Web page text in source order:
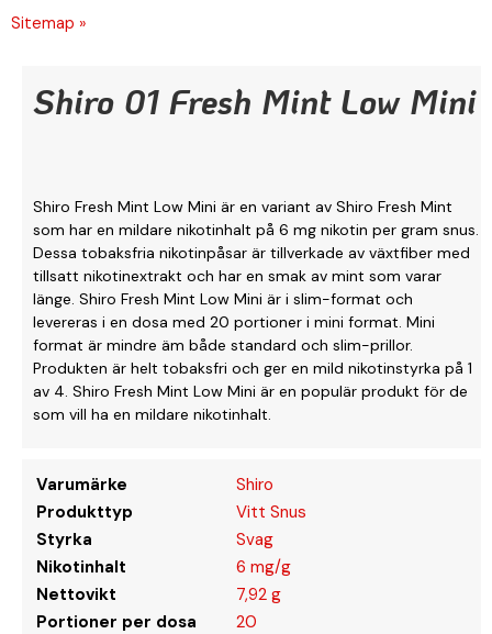
Sitemap »
Shiro 01 Fresh Mint Low Mini
Shiro Fresh Mint Low Mini är en variant av Shiro Fresh Mint
som har en mildare nikotinhalt på 6 mg nikotin per gram snus.
Dessa tobaksfria nikotinpåsar är tillverkade av växtfiber med
tillsatt nikotinextrakt och har en smak av mint som varar
länge. Shiro Fresh Mint Low Mini är i slim-format och
levereras i en dosa med 20 portioner i mini format. Mini
format är mindre äm både standard och slim-prillor.
Produkten är helt tobaksfri och ger en mild nikotinstyrka på 1
av 4. Shiro Fresh Mint Low Mini är en populär produkt för de
som vill ha en mildare nikotinhalt.
Varumärke
Shiro
Produkttyp
Vitt Snus
Styrka
Svag
Nikotinhalt
6 mg/g
Nettovikt
7,92 g
Portioner per dosa
20